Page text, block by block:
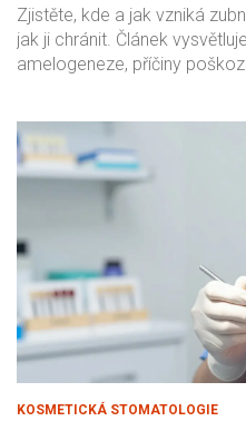
Zjistěte, kde a jak vzniká
jak ji chránit. Článek
amelogeneze, příčiny
KOSMETICKÁ STOMATOLOGIE